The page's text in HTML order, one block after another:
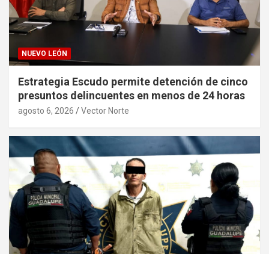
NUEVO LEÓN
Estrategia Escudo permite detención de cinco
presuntos delincuentes en menos de 24 horas
agosto 6, 2026 Vector Norte